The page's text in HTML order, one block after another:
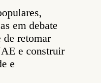
em debate
de retomar
e construir
e